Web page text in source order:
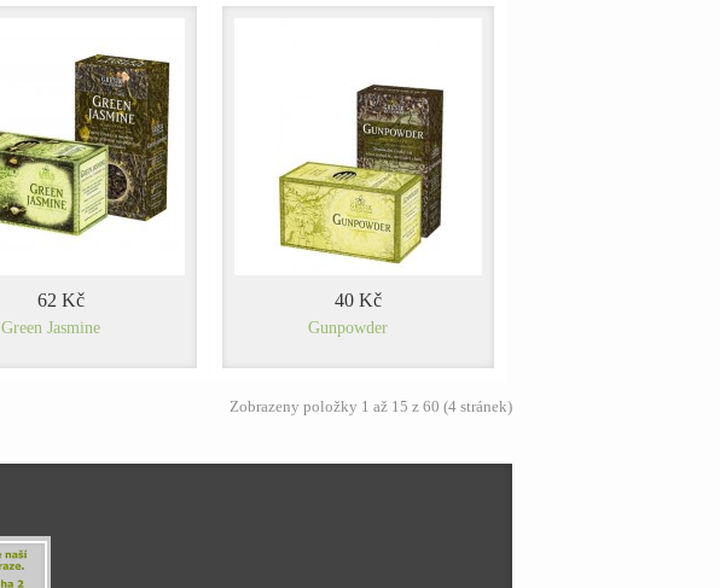
62 Kč
Green Jasmine
40 Kč
Gunpowder
Zobrazeny položky 1 až 15 z 60 (4 stránek)